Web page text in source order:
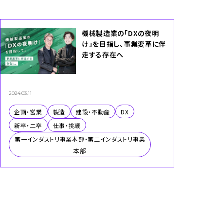
企画・営業 製造 建設・不動産
DX
新卒・二卒
仕事・挑戦
第一インダストリ事業本部・第二インダストリ事業
本部
機械製造業の「DXの夜明
け」を目指し、事業変革に伴
走する存在へ
2024.03.11